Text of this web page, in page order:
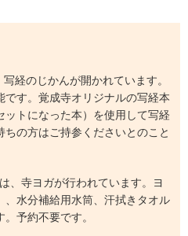
経のじかんが開かれています。
す。覚成寺オリジナルの写経本
ットになった本）を使用して写経
ちの方はご持参くださいとのこと
、寺ヨガが行われています。ヨ
、水分補給用水筒、汗拭きタオル
予約不要です。